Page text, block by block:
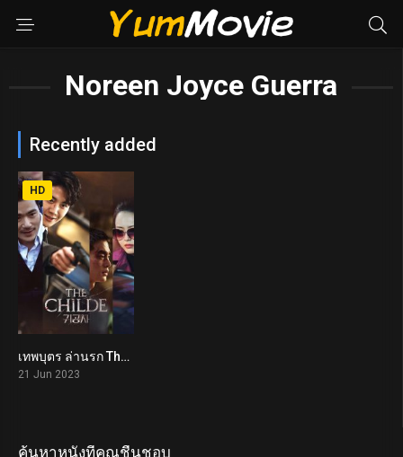
Noreen Joyce Guerra
Recently added
6.9
HD
เทพบุตร ล่านรก The Childe (2023)
21 Jun 2023
ค้นหาหนังที่คุณชื่นชอบ